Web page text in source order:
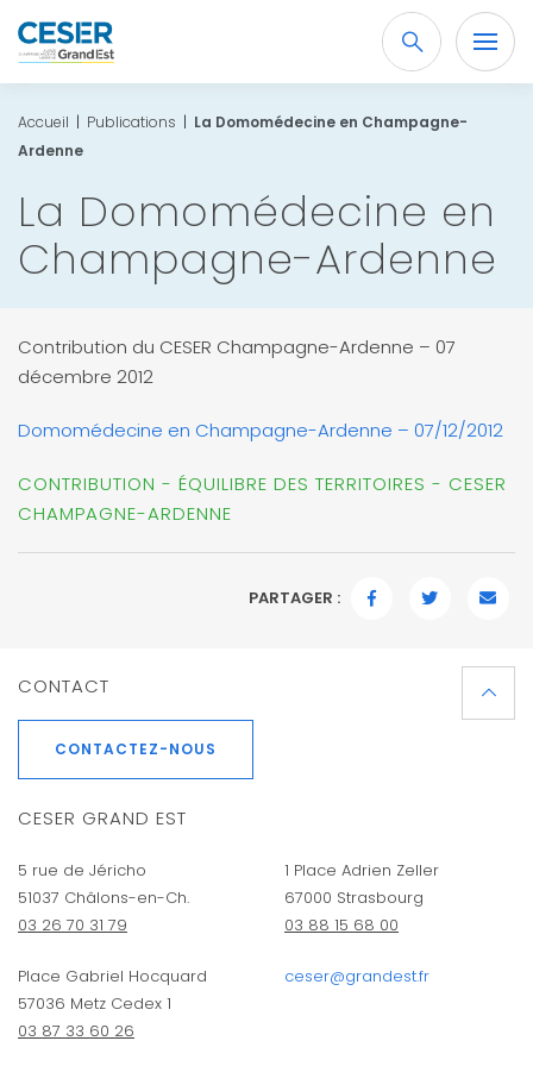
Recherche
OK
Accueil | Publications | La Domomédecine en Champagne-
Ardenne
La Domomédecine en
Champagne-Ardenne
Contribution du CESER Champagne-Ardenne – 07
décembre 2012
Domomédecine en Champagne-Ardenne – 07/12/2012
CONTRIBUTION - ÉQUILIBRE DES TERRITOIRES - CESER
CHAMPAGNE-ARDENNE
PARTAGER :
CONTACT
CONTACTEZ-NOUS
CESER GRAND EST
5 rue de Jéricho
51037 Châlons-en-Ch.
03 26 70 31 79
Place Gabriel Hocquard
57036 Metz Cedex 1
03 87 33 60 26
1 Place Adrien Zeller
67000 Strasbourg
03 88 15 68 00
ceser@grandest.fr